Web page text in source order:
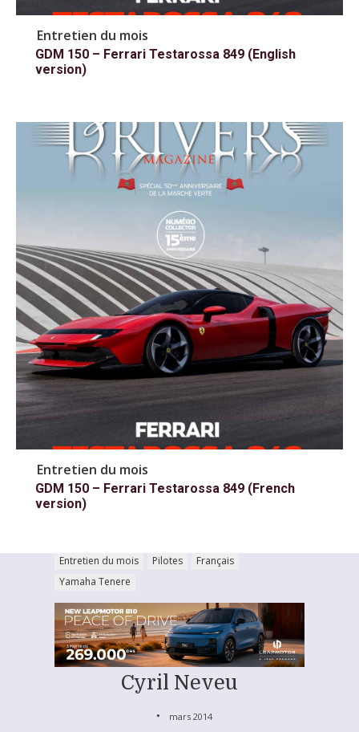
Entretien du mois
GDM 150 – Ferrari Testarossa 849 (English
version)
Entretien du mois
GDM 150 – Ferrari Testarossa 849 (French
version)